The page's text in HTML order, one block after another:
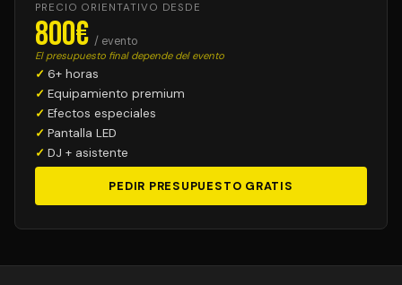
PRECIO ORIENTATIVO DESDE
800€ / evento
El presupuesto final depende del evento
6+ horas
Equipamiento premium
Efectos especiales
Pantalla LED
DJ + asistente
PEDIR PRESUPUESTO GRATIS